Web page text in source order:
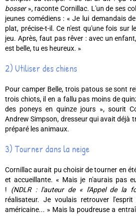
bosser», raconte Cornillac. L'un de ses
jeunes comédiens : « Je lui demandais
plat, précise-t-il. Ce n'est qu'une fois sur
jeu. Après, faut pas rêver : avec un
est belle, tu es heureux. »
2) Utiliser des chiens
Pour camper Belle, trois patous se sont
trois chiots, il en a fallu pas moins de
des poneys en quinze jours », sourit
Andrew Simpson, dresseur qui avait déjà
préparé les animaux.
3) Tourner dans la neige
Cornillac aurait pu choisir de tourner en
et accueillante. « Mais je n'aurais pas
! (NDLR : l'auteur de « l'Appel de la
réalisateur. Je voulais retrouver
américaine... » Mais la poudreuse a